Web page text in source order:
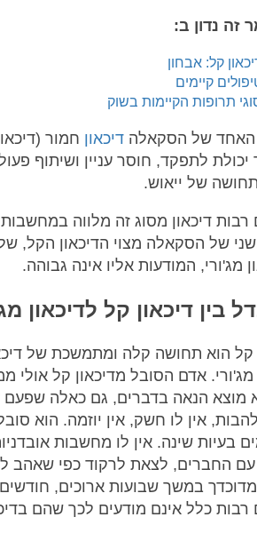
זה נדון ב:
קל: אבחון
קיימים
תרופות הקיימות בשוק
של הסקאלה דיכאון חמור
לתפקד, חוסר עניין ושיתוף
של ייאוש.
דיכאון מסוג זה מלווה במחשבות
של הסקאלה מצוי הדיכאון הקל,
מג'ורי, המודעות אליו אינה גבוהה.
בין דיכאון קל לדיכאון
קל הוא תחושה קלה ומתמשכת של
מג'ורי. אדם הסובל מדיכאון קל
מוצא הנאה בדברים, גם כאלה שפעם
אין לו חשק, אין יוזמה. הוא
בעיות שינה. אין לו מחשבות
החברים, לצאת לרקוד כפי שאהב
במשך שבועות ארוכים,
רבות כלל אינם מודעים לכך שהם